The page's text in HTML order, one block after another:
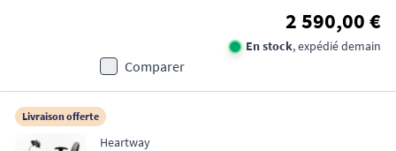
2 590,00 €
En stock, expédié demain
Comparer
Livraison offerte
Heartway